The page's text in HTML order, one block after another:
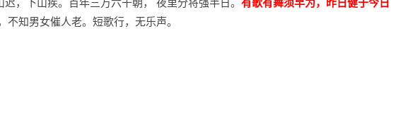
，下山疾。百年三万六千朝， 夜里分将强半日。 有歌有舞须早为，昨日健于今日
不知男女催人老。短歌行，无乐声。